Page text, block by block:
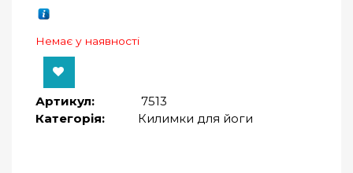
Немає у наявності
Артикул:
7513
Категорія:
Килимки для йоги